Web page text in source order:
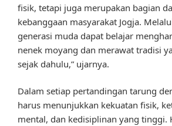
fisik, tetapi juga merupakan bagian
kebanggaan masyarakat Jogja.
generasi muda dapat belajar
nenek moyang dan merawat tradisi
sejak dahulu,” ujarnya.
Dalam setiap pertandingan tarung
harus menunjukkan kekuatan fisik,
mental, dan kedisiplinan yang tinggi.